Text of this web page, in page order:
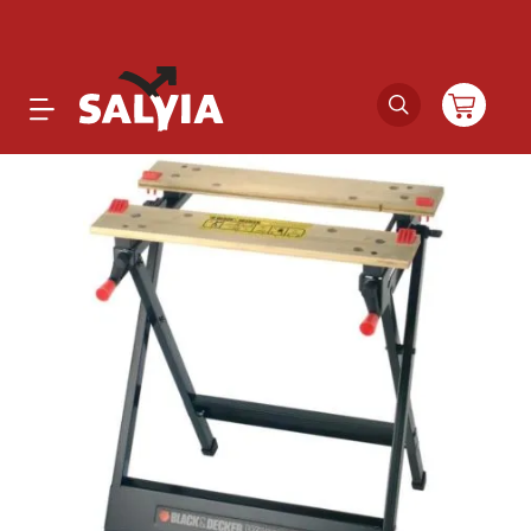
Productos
Novedades
Outlet
Marcas
Catálogos